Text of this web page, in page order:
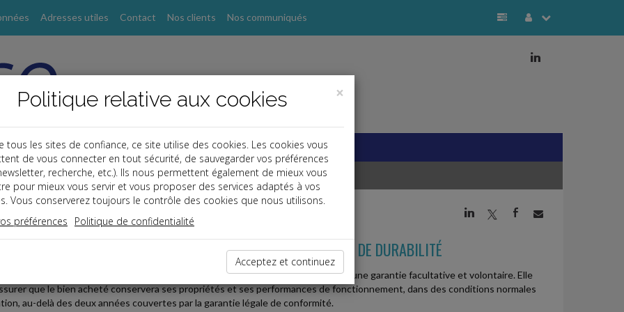
Adresses utiles Contact Nos clients Nos communiqués
j
j a b
11-25
» : LE LABEL QUI REND VISIBLE LA GARANTIE COMMERCIALE DE DURABILITÉ
commerciale de durabilité, proposée par le producteur au consommateur, est une garantie facultative et volontaire. Elle
que le bien acheté conservera ses propriétés et ses performances de fonctionnement, dans des conditions normales
au-delà des deux années couvertes par la garantie légale de conformité.
×
Politique relative aux cookies
tous les sites de confiance, ce site utilise des cookies. Les cookies vous
de vous connecter en tout sécurité, de sauvegarder vos préférences
recherche, etc.). Ils nous permettent également de mieux vous
pour mieux vous servir et vous proposer des services adaptés à vos
Vous conserverez toujours le contrôle des cookies que nous utilisons.
préférences
Politique de confidentialité
Acceptez et continuez